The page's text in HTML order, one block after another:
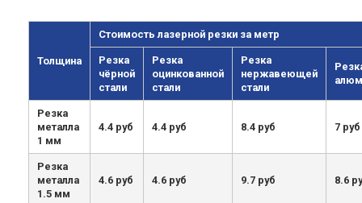
Толщина
Стоимость лазерной резки за метр
Резка
чёрной
стали
Резка
оцинкованной
стали
Резка
нержавеющей
стали
Резка
металла
1 мм
4.4 руб 4.4 руб 8.4 руб 7 руб
Резка
металла
1.5 мм
4.6 руб 4.6 руб 9.7 руб 8.6